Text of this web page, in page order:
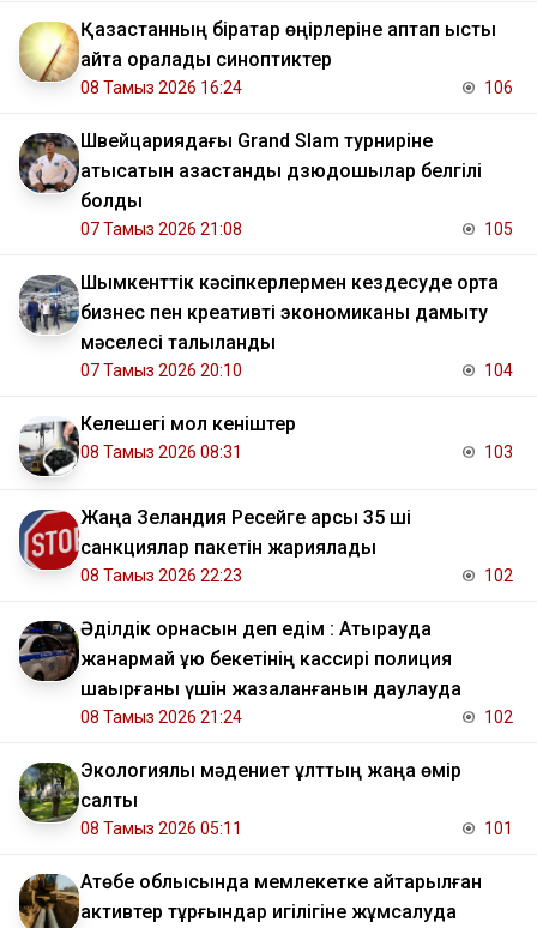
Қазақстанның бірқатар өңірлеріне аптап ыстық
қайта оралады синоптиктер
08 Тамыз 2026 16:24 106
Швейцариядағы Grand Slam турниріне
қатысатын қазақстандық дзюдошылар белгілі
болды
07 Тамыз 2026 21:08 105
Шымкенттік кәсіпкерлермен кездесуде орта
бизнес пен креативті экономиканы дамыту
мәселесі талқыланды
07 Тамыз 2026 20:10 104
Келешегі мол кеніштер
08 Тамыз 2026 08:31 103
Жаңа Зеландия Ресейге қарсы 35 ші
санкциялар пакетін жариялады
08 Тамыз 2026 22:23 102
Әділдік орнасын деп едім : Атырауда
жанармай құю бекетінің кассирі полиция
шақырғаны үшін жазаланғанын даулауда
08 Тамыз 2026 21:24 102
Экологиялық мәдениет ұлттың жаңа өмір
салты
08 Тамыз 2026 05:11 101
​Ақтөбе облысында мемлекетке қайтарылған
активтер тұрғындар игілігіне жұмсалуда